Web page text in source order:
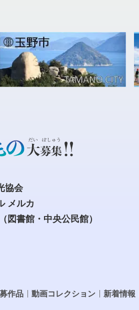
協会
メルカ
（図書館・中央公民館）
作品 動画コレクション 新着情報